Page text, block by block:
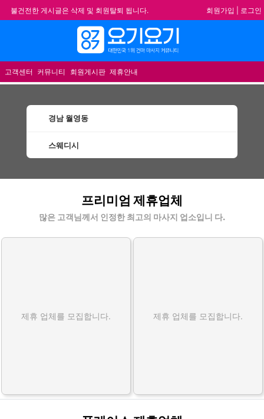
불건전한 게시글은 삭제 및 회원탈퇴 됩니다.
합법적이고 건전한 업체와 광고를 제휴합니다.
★요기요기 설 연휴 휴무 안내★
★ 요기요기 업체회원 안내사항 ★
회원가입 로그인
고객센터 커뮤니티 회원게시판 제휴안내
경남 월영동
스웨디시
프리미엄 제휴업체
많은 고객님께서 인정한 최고의 마사지 업소입니 다.
제휴 업체를 모집합니다. 제휴 업체를 모집합니다.